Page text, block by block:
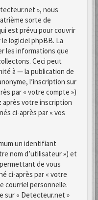
», nous
sorte de
est prévu pour couvrir
logiciel phpBB. La
les informations que
Ceci peut
à — la publication de
l’inscription sur
par « votre compte »)
après votre inscription
ci-après par « vos
un identifiant
nom d’utilisateur ») et
de vous
ci-après par « votre
courriel personnelle.
sur « Detecteur.net »